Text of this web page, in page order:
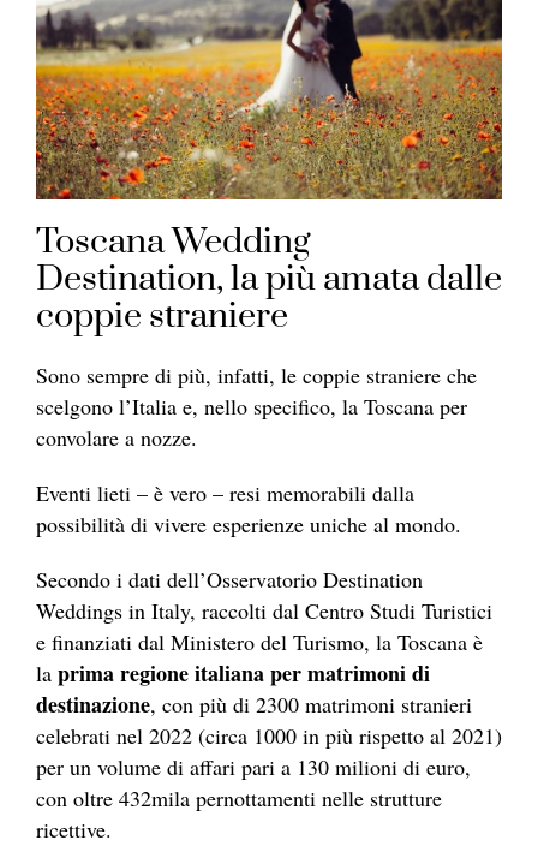
Toscana Wedding
Destination, la più amata dalle
coppie straniere
Sono sempre di più, infatti, le coppie straniere che
scelgono l’Italia e, nello specifico, la Toscana per
convolare a nozze.
Eventi lieti – è vero – resi memorabili dalla
possibilità di vivere esperienze uniche al mondo.
Secondo i dati dell’Osservatorio Destination
Weddings in Italy, raccolti dal Centro Studi Turistici
e finanziati dal Ministero del Turismo, la Toscana è
la prima regione italiana per matrimoni di
destinazione, con più di 2300 matrimoni stranieri
celebrati nel 2022 (circa 1000 in più rispetto al 2021)
per un volume di affari pari a 130 milioni di euro,
con oltre 432mila pernottamenti nelle strutture
ricettive.